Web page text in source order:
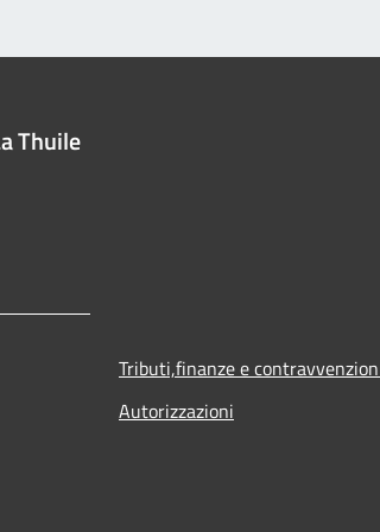
Thuile
Tributi,finanze e
Autorizzazioni